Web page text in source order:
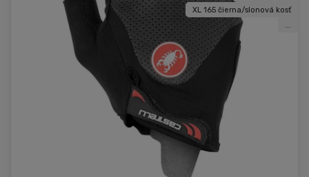
XL 165 čierna/slonová kosť
...